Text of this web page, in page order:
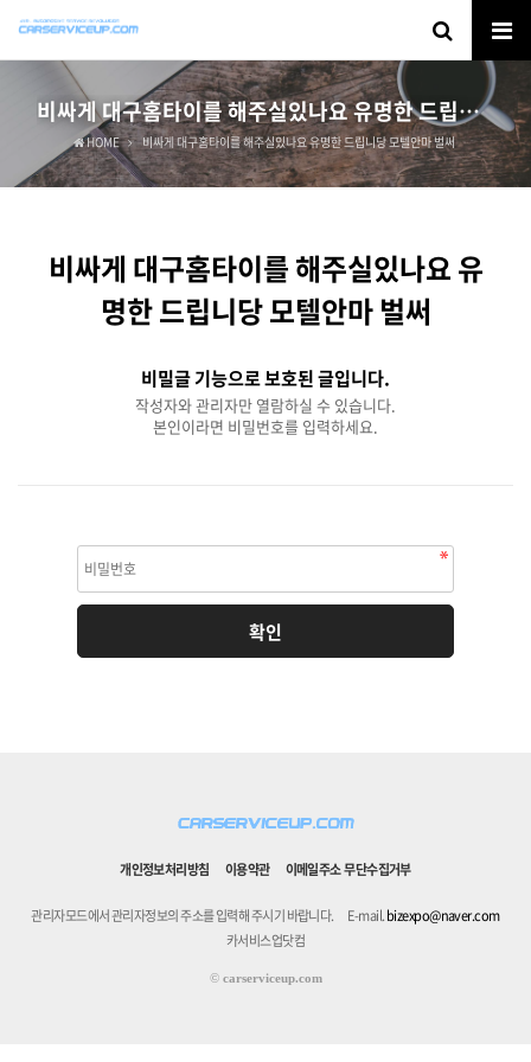
비싸게 대구홈타이를 해주실있나요 유명한 드립니당 모텔안마 벌써
HOME 비싸게 대구홈타이를 해주실있나요 유명한 드립니당 모텔안마 벌써
비싸게 대구홈타이를 해주실있나요 유
명한 드립니당 모텔안마 벌써
비밀글 기능으로 보호된 글입니다.
작성자와 관리자만 열람하실 수 있습니다.
본인이라면 비밀번호를 입력하세요.
개인정보처리방침 이용약관 이메일주소 무단수집거부
관리자모드에서 관리자정보의 주소를 입력해 주시기 바랍니다. E-mail.bizexpo@naver.com
카서비스업닷컴
© carserviceup.com